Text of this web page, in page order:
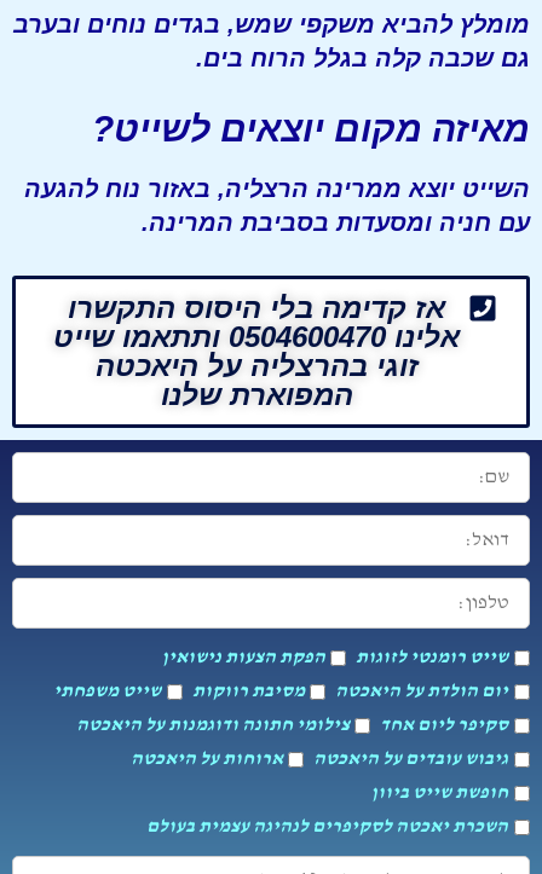
מומלץ להביא משקפי שמש, בגדים נוחים ובערב
גם שכבה קלה בגלל הרוח בים.
מאיזה מקום יוצאים לשייט?
השייט יוצא ממרינה הרצליה, באזור נוח להגעה
עם חניה ומסעדות בסביבת המרינה.
אז קדימה בלי היסוס התקשרו
אלינו 0504600470 ותתאמו שייט
זוגי בהרצליה על היאכטה
המפוארת שלנו
שם:
דואל:
טלפון:
סמנו
את
ההפלגה
שייט רומנטי לזוגות
הפקת הצעות נישואין
יום הולדת על היאכטה
מסיבת רווקות
שייט משפחתי
סקיפר ליום אחד
צילומי חתונה ודוגמנות על היאכטה
גיבוש עובדים על היאכטה
ארוחות על היאכטה
חופשת שייט ביוון
השכרת יאכטה לסקיפרים לנהיגה עצמית בעולם
לציין